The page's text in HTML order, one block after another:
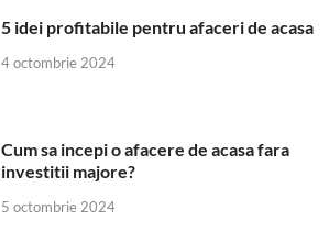
5 idei profitabile pentru afaceri de acasa
4 octombrie 2024
Cum sa incepi o afacere de acasa fara
investitii majore?
5 octombrie 2024